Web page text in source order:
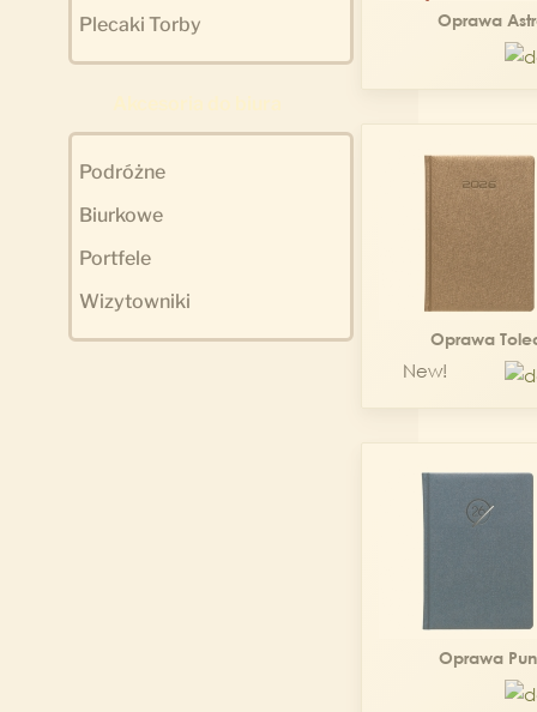
Plecaki Torby
Podróżne
Biurkowe
Portfele
Wizytowniki
Oprawa
Oprawa
New!
Oprawa